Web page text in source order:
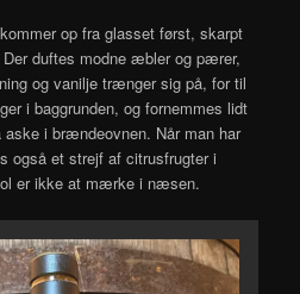
op fra glasset først, skarpt
duftes modne æbler og pærer,
og vanilje trænger sig på, for til
i baggrunden, og fornemmes lidt
i brændeovnen. Når man har
også et strejf af citrusfrugter i
er ikke at mærke i næsen.